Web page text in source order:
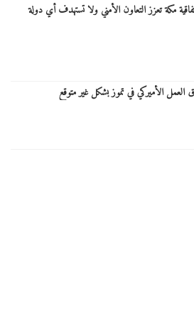
مكة تعزز التعاون الأمني ولا تستهدف أي دولة
الأميركي في تموز بشكل غير متوقع